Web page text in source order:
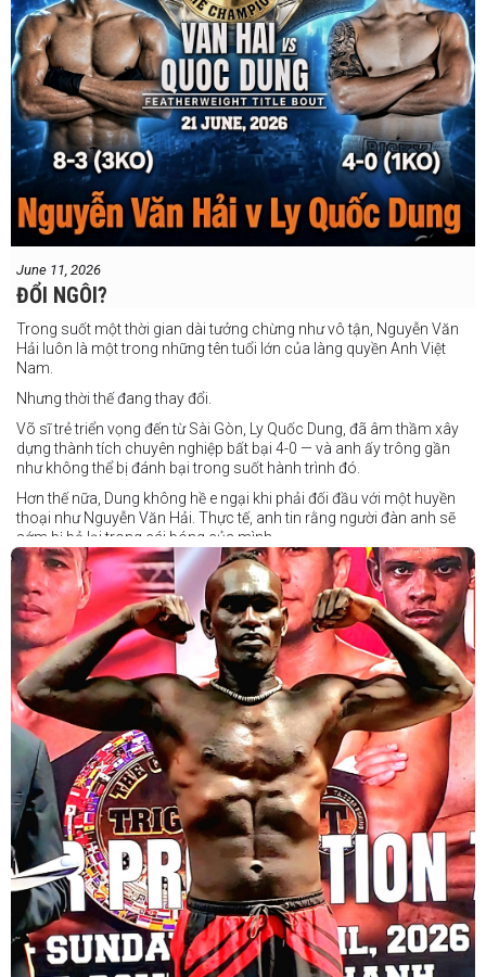
June 11, 2026
ĐỔI NGÔI?
Trong suốt một thời gian dài tưởng chừng như vô tận, Nguyễn Văn
Hải luôn là một trong những tên tuổi lớn của làng quyền Anh Việt
Nam.
Nhưng thời thế đang thay đổi.
Võ sĩ trẻ triển vọng đến từ Sài Gòn, Ly Quốc Dung, đã âm thầm xây
dựng thành tích chuyên nghiệp bất bại 4-0 — và anh ấy trông gần
như không thể bị đánh bại trong suốt hành trình đó.
Hơn thế nữa, Dung không hề e ngại khi phải đối đầu với một huyền
thoại như Nguyễn Văn Hải. Thực tế, anh tin rằng người đàn anh sẽ
sớm bị bỏ lại trong cái bóng của mình.
Dung nói rằng anh quá nhanh, quá khó nắm bắt, và đơn giản là quá
điển trai đối với “Hanoi Hitman”.
Và biết đâu anh ấy đúng.
Chúng ta sẽ có câu trả lời vào Chủ Nhật, ngày 21 tháng 6